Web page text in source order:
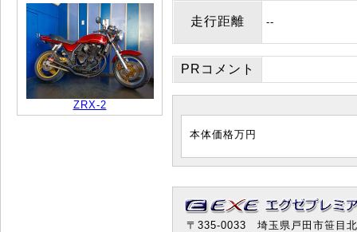
ZRX-2
走行距離 --
PRコメント
本体価格万円
〒335-0033 埼玉県戸田市笹目